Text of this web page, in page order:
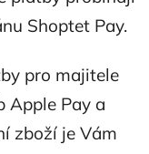
Shoptet Pay.
pro majitele
Apple Pay a
zboží je Vám